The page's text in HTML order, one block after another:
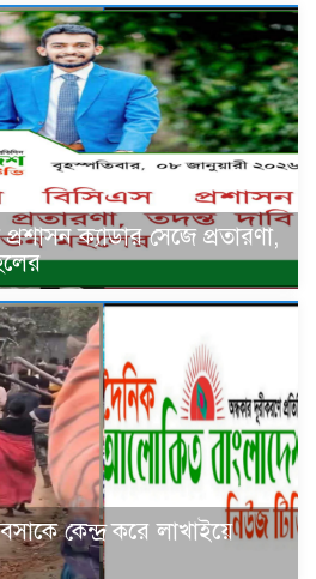
ক্যাডার সেজে প্রতারণা,
কেন্দ্র করে লাখাইয়ে